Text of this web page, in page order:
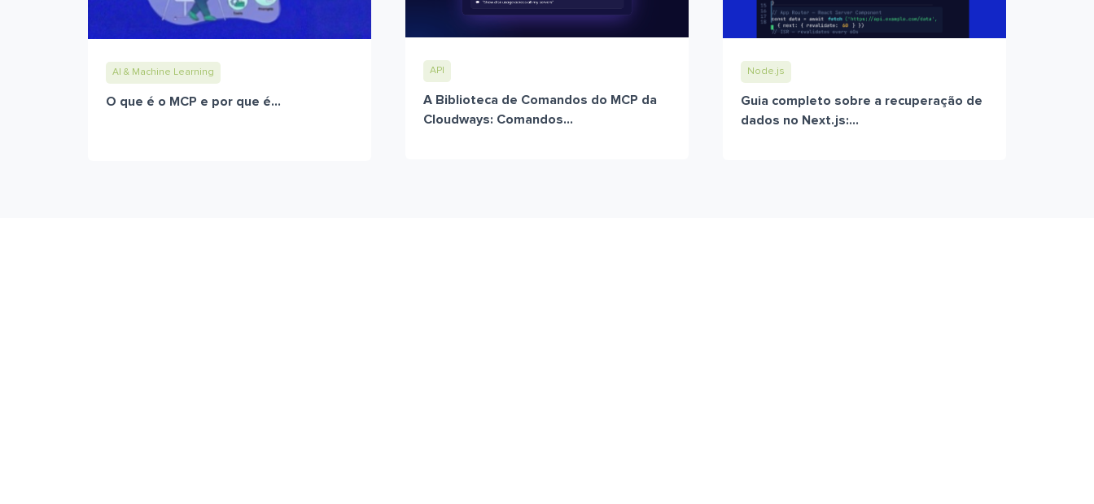
AI & Machine Learning
O que é o MCP e por que é...
API
A Biblioteca de Comandos do MCP da
Cloudways: Comandos...
Node.js
Guia completo sobre a recuperação de
dados no Next.js:...